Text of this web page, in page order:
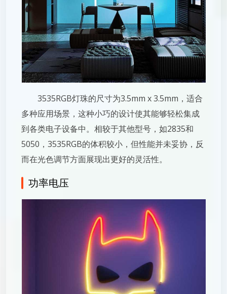
3535RGB灯珠的尺寸为3.5mm x 3.5mm，适合
多种应用场景，这种小巧的设计使其能够轻松集成
到各类电子设备中。相较于其他型号，如2835和
5050，3535RGB的体积较小，但性能并未妥协，反
而在光色调节方面展现出更好的灵活性。
功率电压